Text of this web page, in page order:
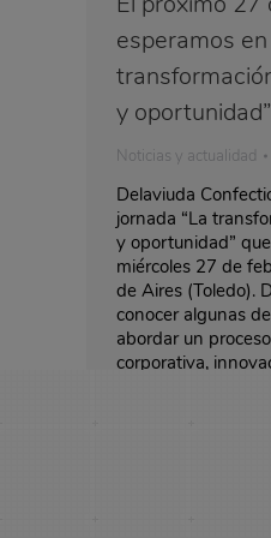
esperamos
y oportunidad”
Noticias y actualidad
Delaviuda
jornada “La
y oportunidad”
miércoles 27 de
de Aires (Toledo).
conocer algunas
abordar un
corporativa,